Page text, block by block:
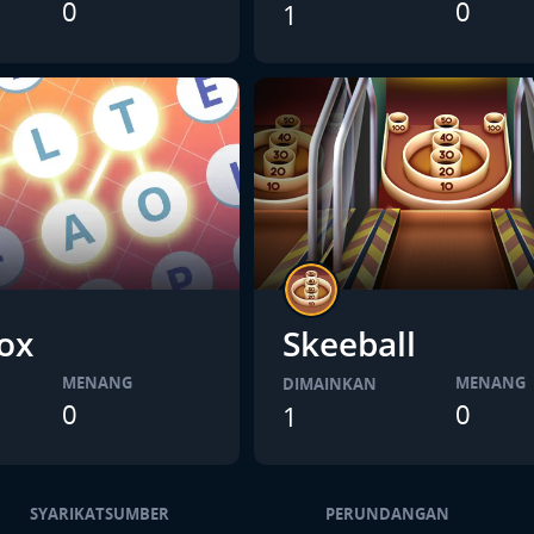
0 1 0
MENANG
0
Skeeball
DIMAINKAN
1
MENANG
0
SYARIKATSUMBER PERUNDANGAN